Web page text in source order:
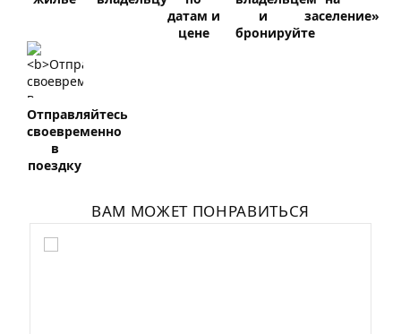
датам и
цене
и
бронируйте
заселение»
Отправляйтесь
своевременно
в
поездку
ВАМ МОЖЕТ ПОНРАВИТЬСЯ